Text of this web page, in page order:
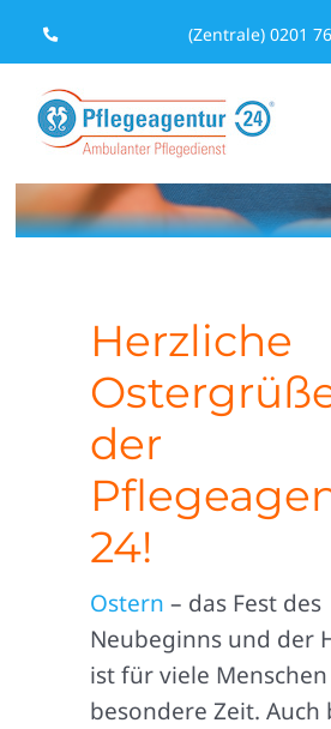
Inhalt
springen
(Zentrale) 0201
Herzliche
der
24!
Ostern – das Fest des
Neubeginns und der
ist für viele
besondere Zeit. Auch